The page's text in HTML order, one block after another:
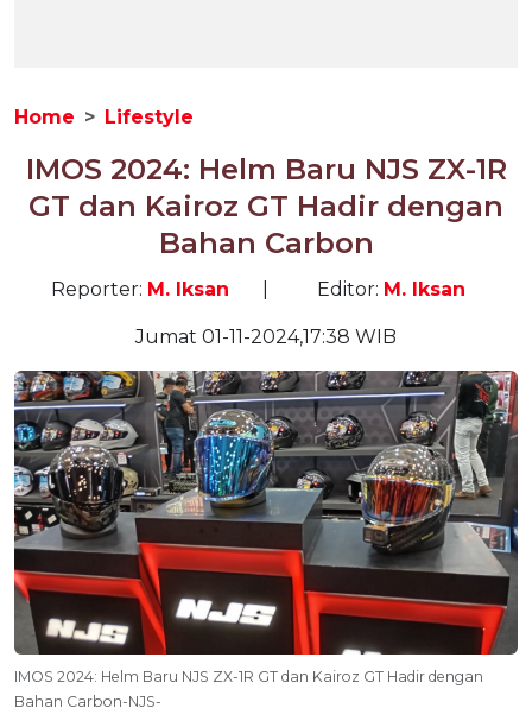
Home Lifestyle
IMOS 2024: Helm Baru NJS ZX-1R
GT dan Kairoz GT Hadir dengan
Bahan Carbon
Reporter: M. Iksan Editor: M. Iksan
Jumat 01-11-2024,17:38 WIB
IMOS 2024: Helm Baru NJS ZX-1R GT dan Kairoz GT Hadir dengan
Bahan Carbon-NJS-